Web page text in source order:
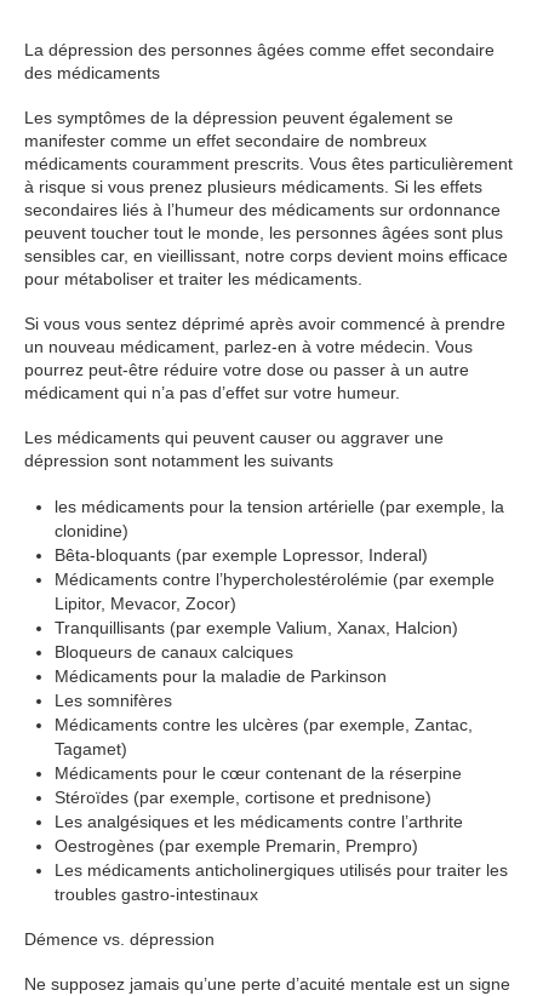
La dépression des personnes âgées comme effet secondaire
des médicaments
Les symptômes de la dépression peuvent également se
manifester comme un effet secondaire de nombreux
médicaments couramment prescrits. Vous êtes particulièrement
à risque si vous prenez plusieurs médicaments. Si les effets
secondaires liés à l’humeur des médicaments sur ordonnance
peuvent toucher tout le monde, les personnes âgées sont plus
sensibles car, en vieillissant, notre corps devient moins efficace
pour métaboliser et traiter les médicaments.
Si vous vous sentez déprimé après avoir commencé à prendre
un nouveau médicament, parlez-en à votre médecin. Vous
pourrez peut-être réduire votre dose ou passer à un autre
médicament qui n’a pas d’effet sur votre humeur.
Les médicaments qui peuvent causer ou aggraver une
dépression sont notamment les suivants
les médicaments pour la tension artérielle (par exemple, la
clonidine)
Bêta-bloquants (par exemple Lopressor, Inderal)
Médicaments contre l’hypercholestérolémie (par exemple
Lipitor, Mevacor, Zocor)
Tranquillisants (par exemple Valium, Xanax, Halcion)
Bloqueurs de canaux calciques
Médicaments pour la maladie de Parkinson
Les somnifères
Médicaments contre les ulcères (par exemple, Zantac,
Tagamet)
Médicaments pour le cœur contenant de la réserpine
Stéroïdes (par exemple, cortisone et prednisone)
Les analgésiques et les médicaments contre l’arthrite
Oestrogènes (par exemple Premarin, Prempro)
Les médicaments anticholinergiques utilisés pour traiter les
troubles gastro-intestinaux
Démence vs. dépression
Ne supposez jamais qu’une perte d’acuité mentale est un signe